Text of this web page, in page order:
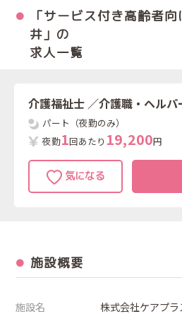
「サービス付き高齢者
井」の
求人一覧
介護福祉士 ／介護職・ヘルパ
パート（夜勤のみ）
夜勤1回あたり 19,200円
施設概要
施設名
株式会社ケアプ